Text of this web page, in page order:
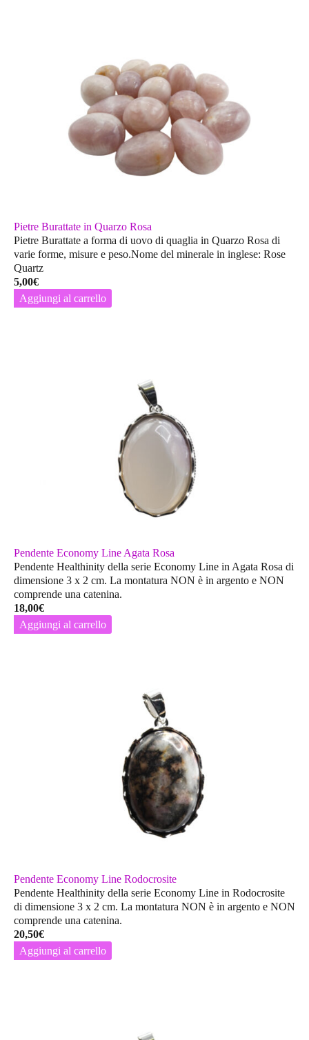
Pietre Burattate in Quarzo Rosa
Pietre Burattate a forma di uovo di quaglia in Quarzo Rosa di
varie forme, misure e peso.Nome del minerale in inglese: Rose
Quartz
5,00€
Aggiungi al carrello
Pendente Economy Line Agata Rosa
Pendente Healthinity della serie Economy Line in Agata Rosa di
dimensione 3 x 2 cm. La montatura NON è in argento e NON
comprende una catenina.
18,00€
Aggiungi al carrello
Pendente Economy Line Rodocrosite
Pendente Healthinity della serie Economy Line in Rodocrosite
di dimensione 3 x 2 cm. La montatura NON è in argento e NON
comprende una catenina.
20,50€
Aggiungi al carrello